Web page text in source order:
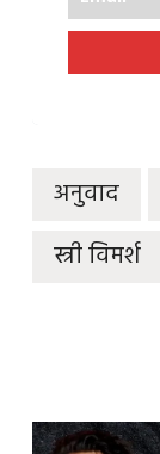
अनुवाद
स्त्री विमर्श